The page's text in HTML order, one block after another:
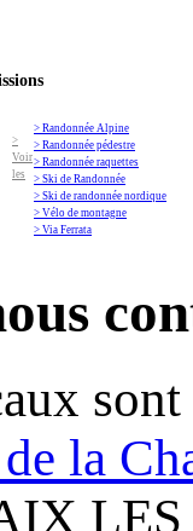
> Randonnée Alpine
> Randonnée pédestre
> Randonnée raquettes
> Ski de Randonnée
> Ski de randonnée nordique
> Vélo de montagne
> Via Ferrata
>
Voir
les
sont
la